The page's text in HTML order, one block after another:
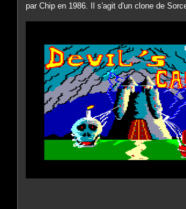
par Chip en 1986. Il s'agit d'un clone de